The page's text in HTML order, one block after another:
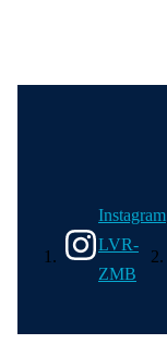
Instagram
LVR-
ZMB